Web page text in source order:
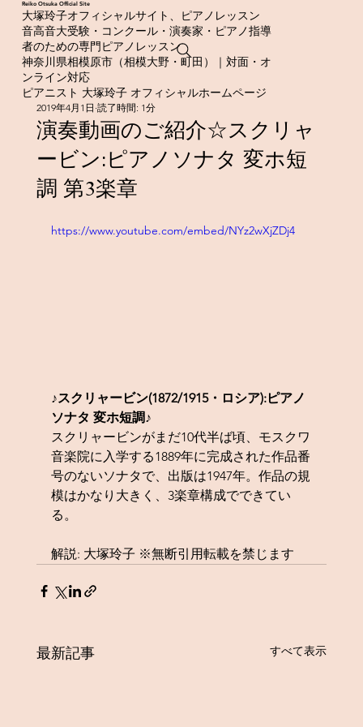
​Reiko Otsuka Official Site
大塚玲子オフィシャルサイト、ピアノレッスン
音高音大受験・コンクール・演奏家・ピアノ指導
者のための専門ピアノレッスン
神奈川県相模原市（相模大野・町田）｜対面・オ
ンライン対応
ピアニスト 大塚玲子 オフィシャルホームページ
演奏動画のご紹介☆スクリャ
ービン:ピアノソナタ 変ホ短
調 第3楽章
2019年4月1日 読了時間: 1分
https://www.youtube.com/embed/NYz2wXjZDj4
♪スクリャービン(1872/1915・ロシア):ピアノ
ソナタ 変ホ短調♪
スクリャービンがまだ10代半ば頃、モスクワ
音楽院に入学する1889年に完成された作品番
号のないソナタで、出版は1947年。作品の規
模はかなり大きく、3楽章構成でできてい
る。
解説: 大塚玲子 ※無断引用転載を禁じます
最新記事 すべて表示